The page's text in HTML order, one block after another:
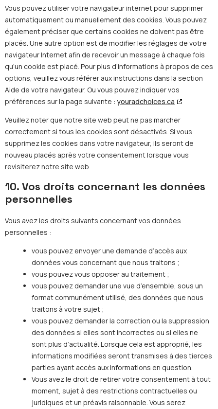
Vous pouvez utiliser votre navigateur internet pour supprimer
automatiquement ou manuellement des cookies. Vous pouvez
également préciser que certains cookies ne doivent pas être
placés. Une autre option est de modifier les réglages de votre
navigateur Internet afin de recevoir un message à chaque fois
qu’un cookie est placé. Pour plus d’informations à propos de ces
options, veuillez vous référer aux instructions dans la section
Aide de votre navigateur. Ou vous pouvez indiquer vos
préférences sur la page suivante : youradchoices.ca
Veuillez noter que notre site web peut ne pas marcher
correctement si tous les cookies sont désactivés. Si vous
supprimez les cookies dans votre navigateur, ils seront de
nouveau placés après votre consentement lorsque vous
revisiterez notre site web.
10. Vos droits concernant les données
personnelles
Vous avez les droits suivants concernant vos données
personnelles :
vous pouvez envoyer une demande d’accès aux
données vous concernant que nous traitons ;
vous pouvez vous opposer au traitement ;
vous pouvez demander une vue d’ensemble, sous un
format communément utilisé, des données que nous
traitons à votre sujet ;
vous pouvez demander la correction ou la suppression
des données si elles sont incorrectes ou si elles ne
sont plus d’actualité. Lorsque cela est approprié, les
informations modifiées seront transmises à des tierces
parties ayant accès aux informations en question.
Vous avez le droit de retirer votre consentement à tout
moment, sujet à des restrictions contractuelles ou
juridiques et un préavis raisonnable. Vous serez